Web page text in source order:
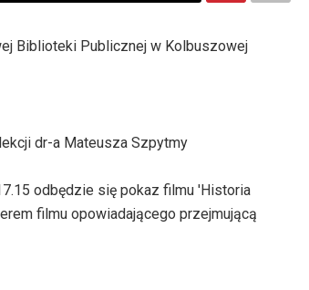
Biblioteki Publicznej w Kolbuszowej
dr-a Mateusza Szpytmy
odbędzie się pokaz filmu 'Historia
filmu opowiadającego przejmującą